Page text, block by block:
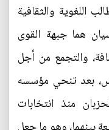
اللغوية والثقافية
هما جبهة القوى
والتجمع من أجل
بعد تنحي مؤسسه
منذ انتخابات